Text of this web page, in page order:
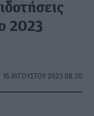
2023
16 ΑΥΓΟΎΣΤΟΥ 2023 08:20